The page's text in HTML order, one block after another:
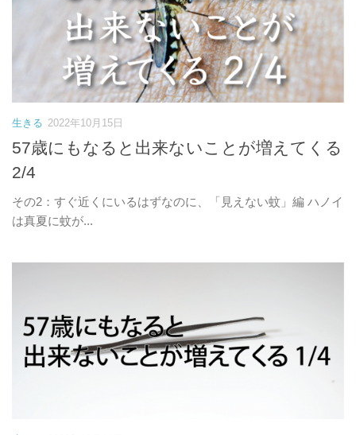
生きる 2022年10月15日
57歳にもなると出来ないことが増えてくる
2/4
その2：すぐ近くにいるはずなのに、「見えない蚊」編 ハノイ
は真夏に蚊が...